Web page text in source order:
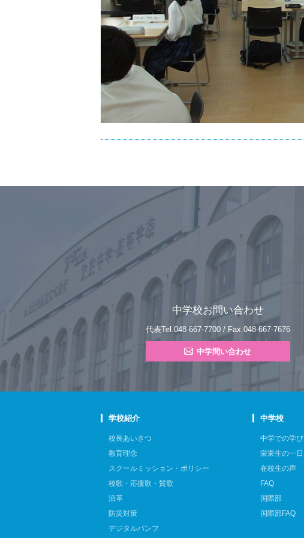
中学校お問い合わせ
代表Tel.048-667-7700 / Fax.048-667-7676
中学問い合わせ
学校紹介
校長あいさつ
教育理念
スクールミッション・ポリシー
校歌・応援歌・賛歌
沿革
防災対策
デジタルパンフ
中学校
中学での学び
栄東生の一日
在校生の声
FAQ
国際部
国際部FAQ